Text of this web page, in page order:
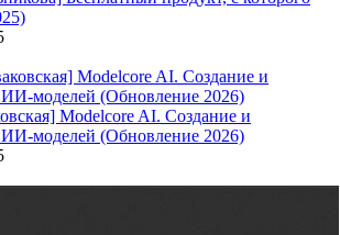
Modelcore AI. Создание и
ИИ-моделей (Обновление 2026)